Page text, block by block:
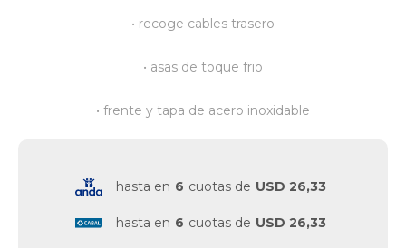
• recoge cables trasero
• asas de toque frio
• frente y tapa de acero inoxidable
hasta en 6 cuotas de USD 26,33
hasta en 6 cuotas de USD 26,33